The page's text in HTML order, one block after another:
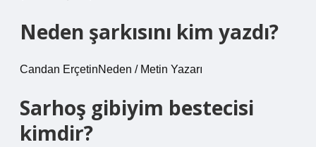
Neden şarkısını kim yazdı?
Candan ErçetinNeden / Metin Yazarı
Sarhoş gibiyim bestecisi
kimdir?